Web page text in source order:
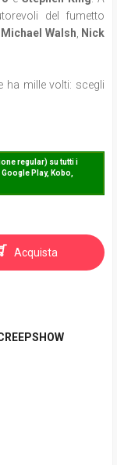
del fumetto
Michael Walsh
Nick
ha mille volti: scegli
regular) su tutti i
Play, Kobo,
Acquista